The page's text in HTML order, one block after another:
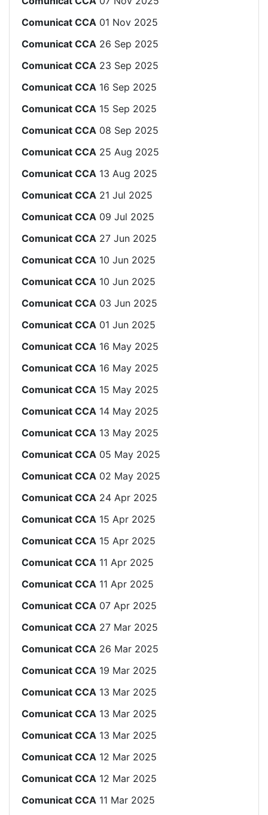
Comunicat CCA 01 Nov 2025
Comunicat CCA 26 Sep 2025
Comunicat CCA 23 Sep 2025
Comunicat CCA 16 Sep 2025
Comunicat CCA 15 Sep 2025
Comunicat CCA 08 Sep 2025
Comunicat CCA 25 Aug 2025
Comunicat CCA 13 Aug 2025
Comunicat CCA 21 Jul 2025
Comunicat CCA 09 Jul 2025
Comunicat CCA 27 Jun 2025
Comunicat CCA 10 Jun 2025
Comunicat CCA 10 Jun 2025
Comunicat CCA 03 Jun 2025
Comunicat CCA 01 Jun 2025
Comunicat CCA 16 May 2025
Comunicat CCA 16 May 2025
Comunicat CCA 15 May 2025
Comunicat CCA 14 May 2025
Comunicat CCA 13 May 2025
Comunicat CCA 05 May 2025
Comunicat CCA 02 May 2025
Comunicat CCA 24 Apr 2025
Comunicat CCA 15 Apr 2025
Comunicat CCA 15 Apr 2025
Comunicat CCA 11 Apr 2025
Comunicat CCA 11 Apr 2025
Comunicat CCA 07 Apr 2025
Comunicat CCA 27 Mar 2025
Comunicat CCA 26 Mar 2025
Comunicat CCA 19 Mar 2025
Comunicat CCA 13 Mar 2025
Comunicat CCA 13 Mar 2025
Comunicat CCA 13 Mar 2025
Comunicat CCA 12 Mar 2025
Comunicat CCA 12 Mar 2025
Comunicat CCA 11 Mar 2025